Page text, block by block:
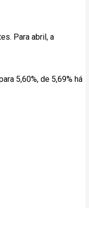
Para abril, a
5,60%, de 5,69% há